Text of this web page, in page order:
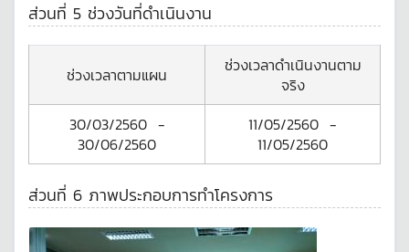
ส่วนที่ 5 ช่วงวันที่ดำเนินงาน
ช่วงเวลาตามแผน
ช่วงเวลาดำเนินงานตาม
จริง
30/03/2560-
30/06/2560
11/05/2560 -
11/05/2560
ส่วนที่ 6 ภาพประกอบการทำโครงการ